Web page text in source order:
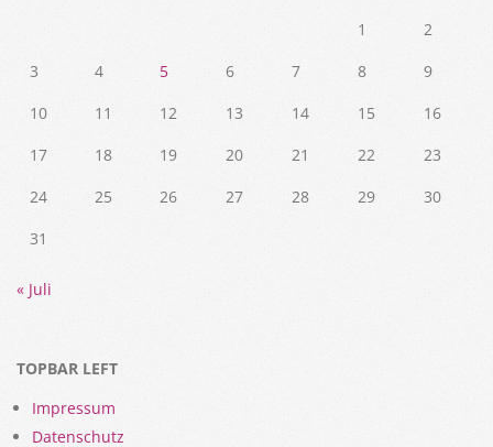
1
2
3
4 5 6 7 8
9
10
11 12 13 14 15
16
17
18 19 20 21 22
23
24
25 26 27 28 29
30
31
« Juli
TOPBAR LEFT
Impressum
Datenschutz